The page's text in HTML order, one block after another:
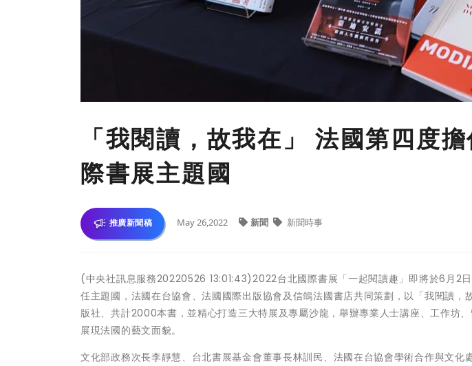
「我閱讀，故我在」 法國第四度
際書展主題國
推廣新聞稿 May 26,2022 新聞 新聞時事
(中央社訊息服務20220526 13:01:43)2022台北國際書展「一起閱讀趣」即將於6月2
任主題國，法國在台協會、法國國際出版協會及信鴿法國書店共同策劃，以「我閱讀，
版社、共計2000本書，並精心打造三大特展及專屬沙龍，舉辦專業人士講座、工作坊
展現法國的藝文面貌。
文化部政務次長李靜慧、台北書展基金會董事長林訓民、法國在台協會學術合作與文